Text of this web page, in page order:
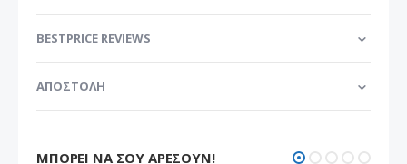
BESTPRICE REVIEWS
ΑΠΟΣΤΟΛΗ
ΜΠΟΡΕΊ ΝΑ ΣΟΥ ΑΡΈΣΟΥΝ!